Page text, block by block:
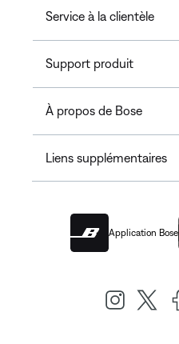
Service à la clientèle
Support produit
À propos de Bose
Liens supplémentaires
Application Bose